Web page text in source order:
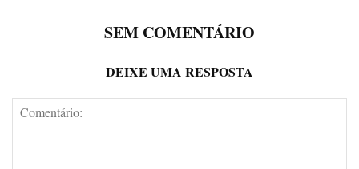
SEM COMENTÁRIO
DEIXE UMA RESPOSTA